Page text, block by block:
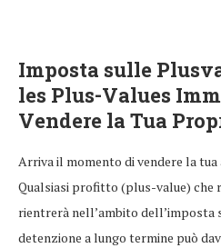
Imposta sulle
les Plus-Values
Vendere la Tua
Arriva il momento di vendere la tua
Qualsiasi profitto (plus-value) che
rientrerà nell’ambito dell’imposta
detenzione a lungo termine può